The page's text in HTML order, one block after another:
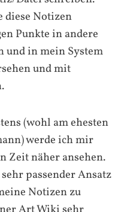
diese Notizen
Punkte in andere
und in mein System
und mit
(wohl am ehesten
werde ich mir
Zeit näher ansehen.
passender Ansatz
Notizen zu